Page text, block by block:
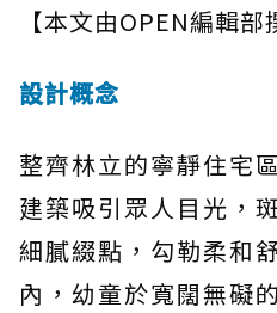
【本文由OPEN編輯部
設計概念
整齊林立的寧靜住宅
建築吸引眾人目光，
細膩綴點，勾勒柔和
內，幼童於寬闊無礙